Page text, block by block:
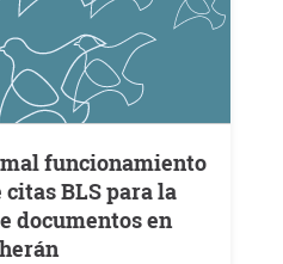
BLS para la
documentos en